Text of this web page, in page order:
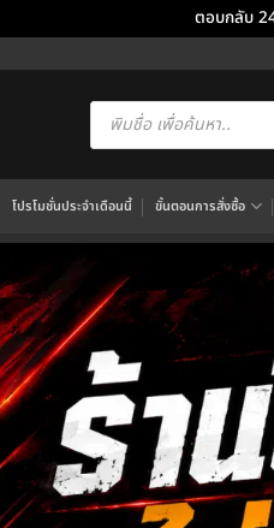
ตอบกลับ
Products
search
โปรโมชั่นประจำเดือนนี้ ขั้นตอนการสั่งซื้อ